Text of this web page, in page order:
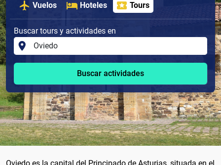
Vuelos Hoteles Tours
Buscar tours y actividades en
Buscar actividades